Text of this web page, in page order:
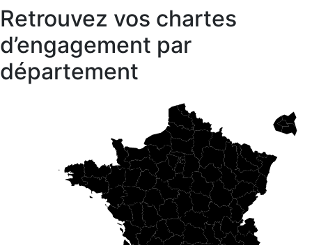
Retrouvez vos chartes
d’engagement par
département